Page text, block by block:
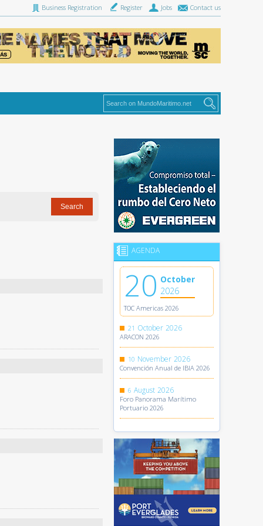
Business Registration Register Jobs Contact us
AGENDA
20 October
2026
TOC Americas 2026
21 October 2026
ARACON 2026
10 November 2026
Convención Anual de IBIA 2026
6 August 2026
Foro Panorama Marítimo
Portuario 2026